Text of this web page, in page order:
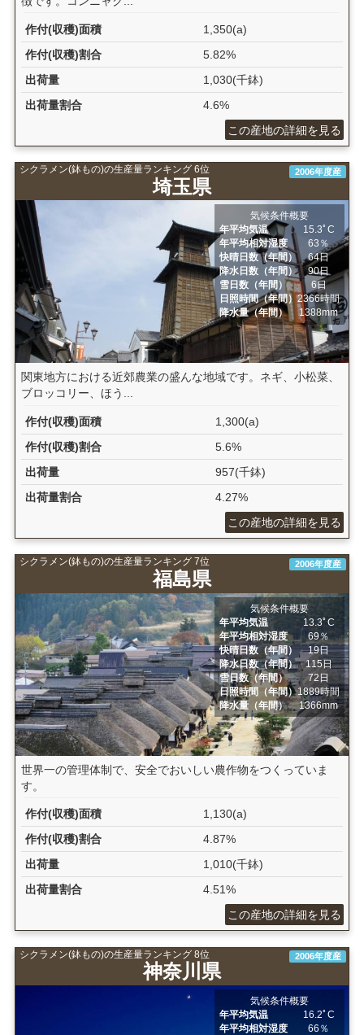
作付(収穫)面積
1,350(a)
作付(収穫)割合
5.82%
出荷量
1,030(千鉢)
出荷量割合
4.6%
この産地の詳細を見る
シクラメン(鉢もの)の生産量ランキング 6位
埼玉県
2006年度産
気候条件概要
年平均気温
15.3ﾟC
年平均相対湿度
63％
快晴日数（年間）
64日
降水日数（年間）
90日
雪日数（年間）
6日
日照時間（年間）2366時間
降水量（年間）
1388mm
関東地方における近郊農業の盛んな地域です。ネギ、小松菜、
ブロッコリー、ほう...
作付(収穫)面積
1,300(a)
作付(収穫)割合
5.6%
出荷量
957(千鉢)
出荷量割合
4.27%
この産地の詳細を見る
シクラメン(鉢もの)の生産量ランキング 7位
福島県
2006年度産
気候条件概要
年平均気温
13.3ﾟC
年平均相対湿度
69％
快晴日数（年間）
19日
降水日数（年間）
115日
雪日数（年間）
72日
日照時間（年間）1889時間
降水量（年間）
1366mm
世界一の管理体制で、安全でおいしい農作物をつくっていま
す。
作付(収穫)面積
1,130(a)
作付(収穫)割合
4.87%
出荷量
1,010(千鉢)
出荷量割合
4.51%
この産地の詳細を見る
シクラメン(鉢もの)の生産量ランキング 8位
神奈川県
2006年度産
気候条件概要
年平均気温
16.2ﾟC
年平均相対湿度
66％